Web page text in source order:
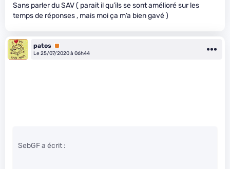
Sans parler du SAV ( parait il qu’ils se sont amélioré sur les
temps de réponses , mais moi ça m’a bien gavé )
patos Premium
Le 25/07/2020 à 06h44
SebGF a écrit :